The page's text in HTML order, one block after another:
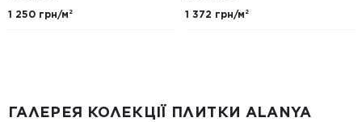
1 250 грн/м²
1 372 грн/м²
ГАЛЕРЕЯ КОЛЕКЦІЇ ПЛИТКИ ALANYA